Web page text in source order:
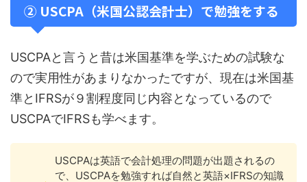
② USCPA（米国公認会計士）で勉強をする
USCPAと言うと昔は米国基準を学ぶための試験な
ので実用性があまりなかったですが、現在は米国基
準とIFRSが９割程度同じ内容となっているので
USCPAでIFRSも学べます。
USCPAは英語で会計処理の問題が出題されるの
で、USCPAを勉強すれば自然と英語×IFRSの知識